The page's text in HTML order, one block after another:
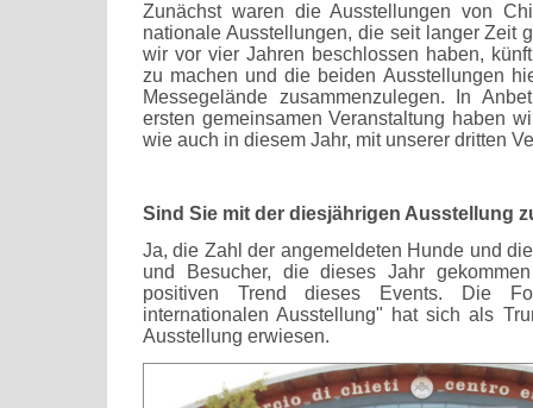
Zunächst waren die Ausstellungen von
nationale Ausstellungen, die seit langer Zeit
wir vor vier Jahren beschlossen haben,
zu machen und die beiden Ausstellungen
Messegelände zusammenzulegen. In
ersten gemeinsamen Veranstaltung haben
wie auch in diesem Jahr, mit unserer dritten
Sind Sie mit der diesjährigen Ausstellung
Ja, die Zahl der angemeldeten Hunde und
und Besucher, die dieses Jahr
positiven Trend dieses Events. Die
internationalen Ausstellung" hat sich als
Ausstellung erwiesen.